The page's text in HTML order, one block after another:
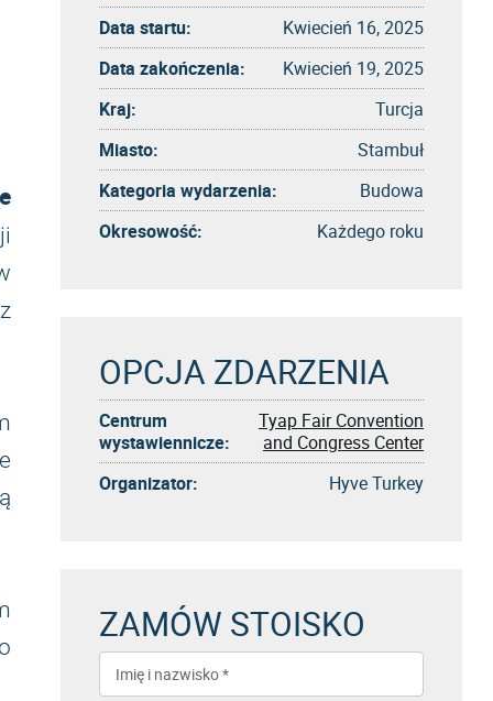
Data startu:
Kwiecień 16, 2025
Data zakończenia:
Kwiecień 19, 2025
Kraj:
Turcja
Miasto:
Stambuł
Kategoria wydarzenia:
Budowa
Okresowość:
Każdego roku
OPCJA ZDARZENIA
Centrum
wystawiennicze:
Tyap Fair Convention
and Congress Center
Organizator:
Hyve Turkey
ZAMÓW STOISKO